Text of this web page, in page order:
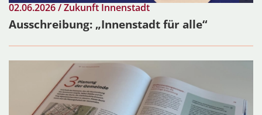
02.06.2026 / Zukunft Innenstadt
Ausschreibung: „Innenstadt für alle“